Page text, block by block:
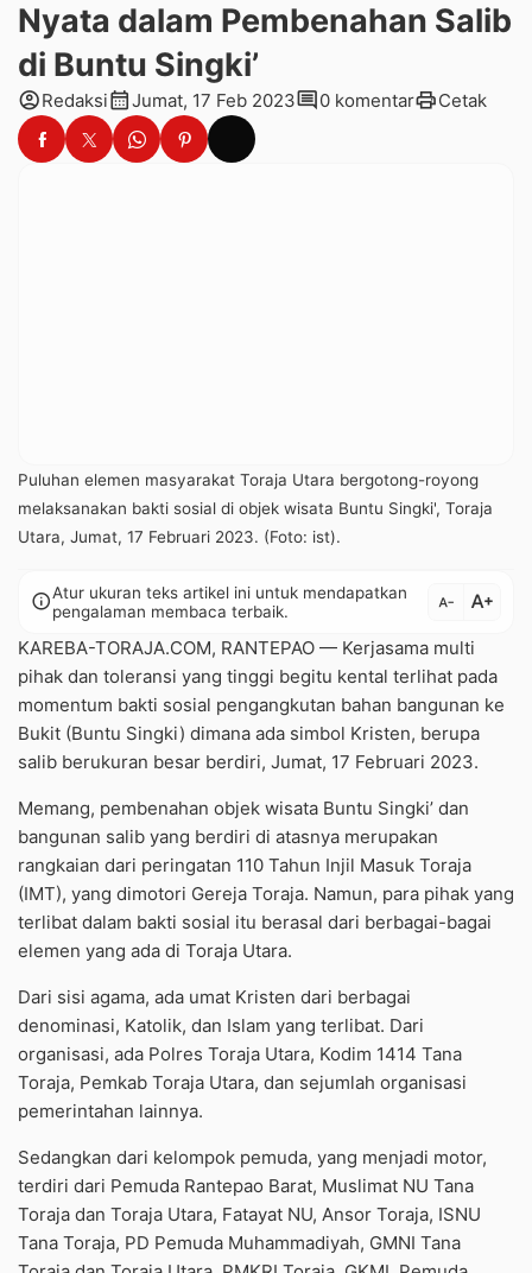
Nyata dalam Pembenahan Salib
di Buntu Singki’
account_circleRedaksicalendar_monthJumat, 17 Feb 2023comment0 komentarprintCetak
Puluhan elemen masyarakat Toraja Utara bergotong-royong
melaksanakan bakti sosial di objek wisata Buntu Singki', Toraja
Utara, Jumat, 17 Februari 2023. (Foto: ist).
infoAtur ukuran teks artikel ini untuk mendapatkan
pengalaman membaca terbaik.
text_decrease text_increase
KAREBA-TORAJA.COM, RANTEPAO — Kerjasama multi
pihak dan toleransi yang tinggi begitu kental terlihat pada
momentum bakti sosial pengangkutan bahan bangunan ke
Bukit (Buntu Singki) dimana ada simbol Kristen, berupa
salib berukuran besar berdiri, Jumat, 17 Februari 2023.
Memang, pembenahan objek wisata Buntu Singki’ dan
bangunan salib yang berdiri di atasnya merupakan
rangkaian dari peringatan 110 Tahun Injil Masuk Toraja
(IMT), yang dimotori Gereja Toraja. Namun, para pihak yang
terlibat dalam bakti sosial itu berasal dari berbagai-bagai
elemen yang ada di Toraja Utara.
Dari sisi agama, ada umat Kristen dari berbagai
denominasi, Katolik, dan Islam yang terlibat. Dari
organisasi, ada Polres Toraja Utara, Kodim 1414 Tana
Toraja, Pemkab Toraja Utara, dan sejumlah organisasi
pemerintahan lainnya.
Sedangkan dari kelompok pemuda, yang menjadi motor,
terdiri dari Pemuda Rantepao Barat, Muslimat NU Tana
Toraja dan Toraja Utara, Fatayat NU, Ansor Toraja, ISNU
Tana Toraja, PD Pemuda Muhammadiyah, GMNI Tana